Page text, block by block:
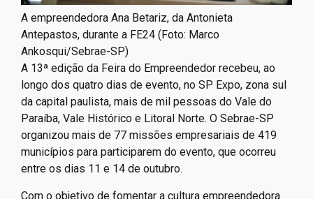
A empreendedora Ana Betariz, da Antonieta
Antepastos, durante a FE24 (Foto: Marco
Ankosqui/Sebrae-SP)
A 13ª edição da Feira do Empreendedor recebeu, ao
longo dos quatro dias de evento, no SP Expo, zona sul
da capital paulista, mais de mil pessoas do Vale do
Paraíba, Vale Histórico e Litoral Norte. O Sebrae-SP
organizou mais de 77 missões empresariais de 419
municípios para participarem do evento, que ocorreu
entre os dias 11 e 14 de outubro.
Com o objetivo de fomentar a cultura empreendedora